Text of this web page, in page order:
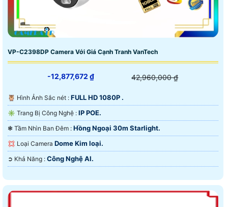
VP-C2398DP Camera Với Giá Cạnh Tranh VanTech
-12,877,672 ₫ 42,960,000 ₫
🦉 Hình Ảnh Sắc nét : FULL HD 1080P .
✳️ Trang Bị Công Nghệ : IP POE.
❃ Tầm Nhìn Ban Đêm : Hồng Ngoại 30m Starlight.
💢 Loại Camera Dome Kim loại.
️➲ Khả Năng : Công Nghệ AI.